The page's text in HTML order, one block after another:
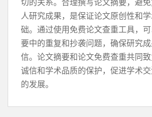
人研究成果，是保证论文原创性和
础。通过使用免费论文查重工具，
要中的重复和抄袭问题，确保研究
信。论文摘要和论文免费查重共同
诚信和学术品质的保护，促进学术
的发展。